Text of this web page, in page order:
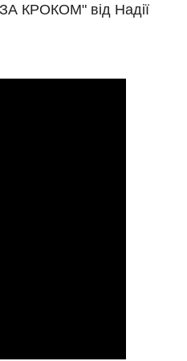
КРОКОМ" від Надії